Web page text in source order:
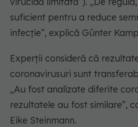
suficient pentru a reduce
infecție”, explică Günter
Experții consideră că
coronavirusuri sunt
„Au fost analizate diferite
rezultatele au fost similare”,
Eike Steinmann.